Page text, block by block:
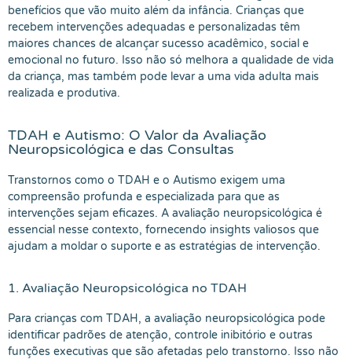
benefícios que vão muito além da infância. Crianças que
recebem intervenções adequadas e personalizadas têm
maiores chances de alcançar sucesso acadêmico, social e
emocional no futuro. Isso não só melhora a qualidade de vida
da criança, mas também pode levar a uma vida adulta mais
realizada e produtiva.
TDAH e Autismo: O Valor da Avaliação
Neuropsicológica e das Consultas
Transtornos como o TDAH e o Autismo exigem uma
compreensão profunda e especializada para que as
intervenções sejam eficazes. A avaliação neuropsicológica é
essencial nesse contexto, fornecendo insights valiosos que
ajudam a moldar o suporte e as estratégias de intervenção.
1. Avaliação Neuropsicológica no TDAH
Para crianças com TDAH, a avaliação neuropsicológica pode
identificar padrões de atenção, controle inibitório e outras
funções executivas que são afetadas pelo transtorno. Isso não